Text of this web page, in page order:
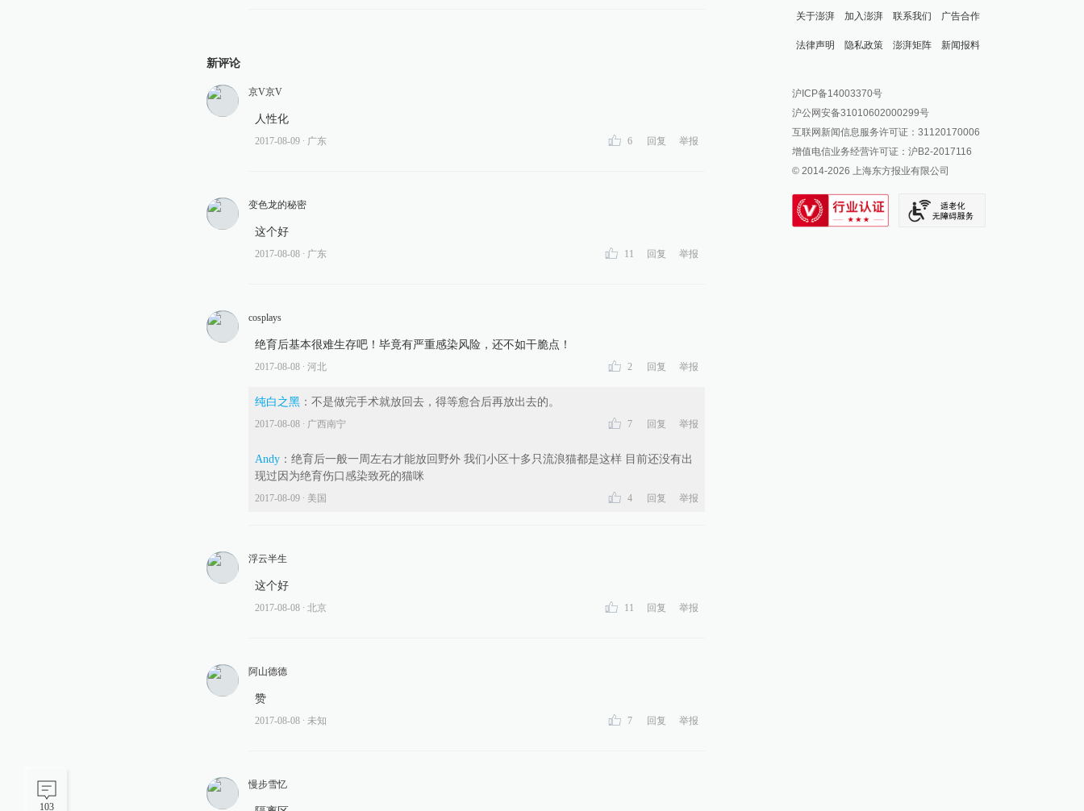
103
新评论
京V京V
人性化
2017-08-09 ∙ 广东 6 回复 举报
变色龙的秘密
这个好
2017-08-08 ∙ 广东 11 回复 举报
cosplays
绝育后基本很难生存吧！毕竟有严重感染风险，还不如干脆点！
2017-08-08 ∙ 河北 2 回复 举报
纯白之黑 ： 不是做完手术就放回去，得等愈合后再放出去的。
2017-08-08 ∙ 广西南宁 7 回复 举报
Andy ： 绝育后一般一周左右才能放回野外 我们小区十多只流浪猫都是这样 目前还没有出
现过因为绝育伤口感染致死的猫咪
2017-08-09 ∙ 美国 4 回复 举报
浮云半生
这个好
2017-08-08 ∙ 北京 11 回复 举报
阿山德德
赞
2017-08-08 ∙ 未知 7 回复 举报
慢步雪忆
关于澎湃 加入澎湃 联系我们 广告合作
法律声明 隐私政策 澎湃矩阵
澎湃新闻公众号
澎湃新闻抖音号
派生万物开放平台
IP SHANGHAI
SIXTH TONE
新闻报料
报料邮箱: news@thepaper.cn
沪ICP备14003370号
沪公网安备31010602000299号
互联网新闻信息服务许可证：31120170006
增值电信业务经营许可证：沪B2-2017116
© 2014-2026 上海东方报业有限公司